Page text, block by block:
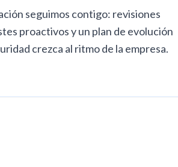
seguimos contigo: revisiones
proactivos y un plan de evolución
crezca al ritmo de la empresa.